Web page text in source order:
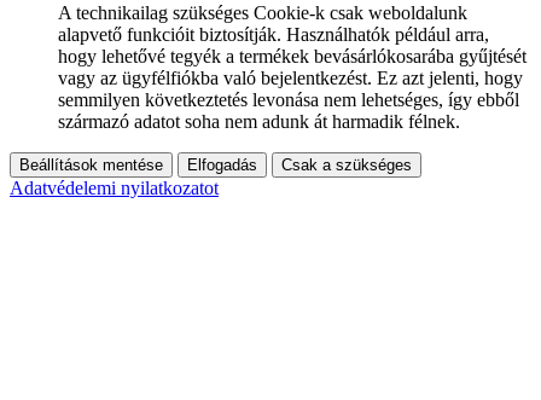
A technikailag szükséges Cookie-k csak weboldalunk
alapvető funkcióit biztosítják. Használhatók például arra,
hogy lehetővé tegyék a termékek bevásárlókosarába gyűjtését
vagy az ügyfélfiókba való bejelentkezést. Ez azt jelenti, hogy
semmilyen következtetés levonása nem lehetséges, így ebből
származó adatot soha nem adunk át harmadik félnek.
Beállítások mentése Elfogadás Csak a szükséges
Adatvédelemi nyilatkozatot